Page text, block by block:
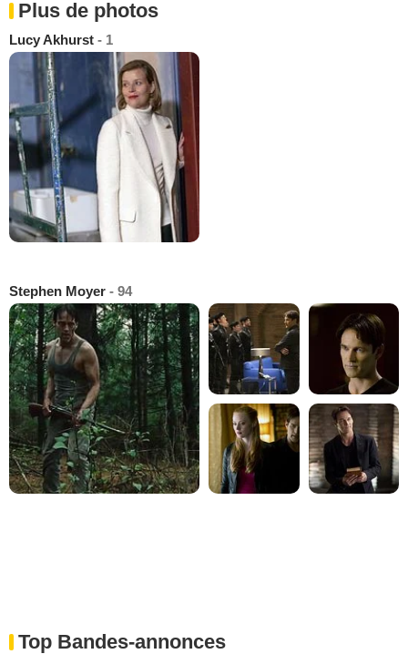
Plus de photos
Lucy Akhurst - 1
Stephen Moyer - 94
Top Bandes-annonces